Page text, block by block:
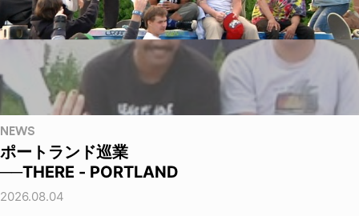
NEWS
ポートランド巡業
──THERE - PORTLAND
2026.08.04